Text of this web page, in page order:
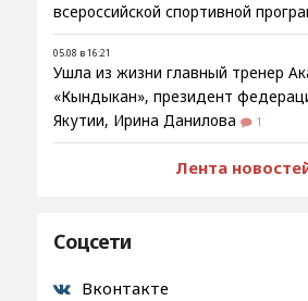
всероссийской спортивной
05.08 в 16:21
Ушла из жизни главный тренер
«Кындыкан», президент
Якутии, Ирина Данилова
1
Лента
Соцсети
Вконтакте